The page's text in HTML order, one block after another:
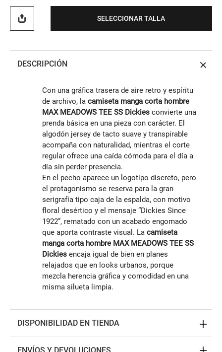
SELECCIONAR TALLA
DESCRIPCIÓN
Con una gráfica trasera de aire retro y espíritu
de archivo, la camiseta manga corta hombre
MAX MEADOWS TEE SS Dickies convierte una
prenda básica en una pieza con carácter. El
algodón jersey de tacto suave y transpirable
acompaña con naturalidad, mientras el corte
regular ofrece una caída cómoda para el día a
día sin perder presencia.
En el pecho aparece un logotipo discreto, pero
el protagonismo se reserva para la gran
serigrafía tipo caja de la espalda, con motivo
floral desértico y el mensaje “Dickies Since
1922”, rematado con un acabado engomado
que aporta contraste visual. La camiseta
manga corta hombre MAX MEADOWS TEE SS
Dickies encaja igual de bien en planes
relajados que en looks urbanos, porque
mezcla herencia gráfica y comodidad en una
misma silueta limpia.
DISPONIBILIDAD EN TIENDA